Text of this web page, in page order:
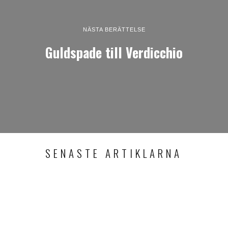
NÄSTA BERÄTTELSE
Guldspade till Verdicchio
SENASTE ARTIKLARNA